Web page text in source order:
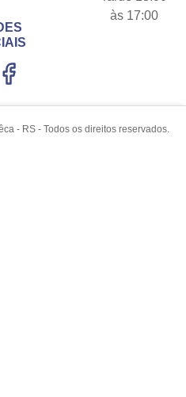
às 17:00
- RS - Todos os direitos reservados.